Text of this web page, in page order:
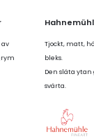
Tjockt, matt,
bleks.
Den släta
svärta.